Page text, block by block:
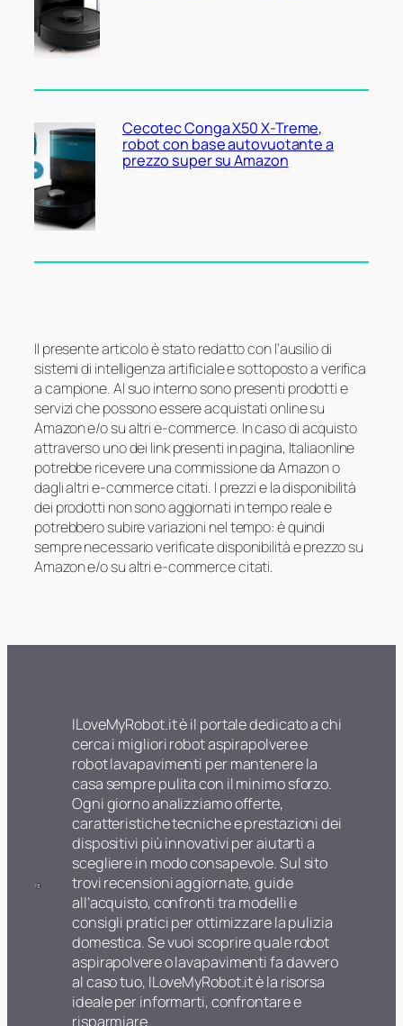
Cecotec Conga X50 X-Treme,
robot con base autovuotante a
prezzo super su Amazon
Il presente articolo è stato redatto con l’ausilio di
sistemi di intelligenza artificiale e sottoposto a verifica
a campione. Al suo interno sono presenti prodotti e
servizi che possono essere acquistati online su
Amazon e/o su altri e-commerce. In caso di acquisto
attraverso uno dei link presenti in pagina, Italiaonline
potrebbe ricevere una commissione da Amazon o
dagli altri e-commerce citati. I prezzi e la disponibilità
dei prodotti non sono aggiornati in tempo reale e
potrebbero subire variazioni nel tempo: è quindi
sempre necessario verificate disponibilità e prezzo su
Amazon e/o su altri e-commerce citati.
ILoveMyRobot.it è il portale dedicato a chi
cerca i migliori robot aspirapolvere e
robot lavapavimenti per mantenere la
casa sempre pulita con il minimo sforzo.
Ogni giorno analizziamo offerte,
caratteristiche tecniche e prestazioni dei
dispositivi più innovativi per aiutarti a
scegliere in modo consapevole. Sul sito
trovi recensioni aggiornate, guide
all’acquisto, confronti tra modelli e
consigli pratici per ottimizzare la pulizia
domestica. Se vuoi scoprire quale robot
aspirapolvere o lavapavimenti fa davvero
al caso tuo, ILoveMyRobot.it è la risorsa
ideale per informarti, confrontare e
risparmiare.